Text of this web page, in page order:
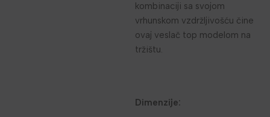
kombinaciji sa svojom
vrhunskom vzdržljivošću čine
ovaj veslač top modelom na
tržištu.
Dimenzije: